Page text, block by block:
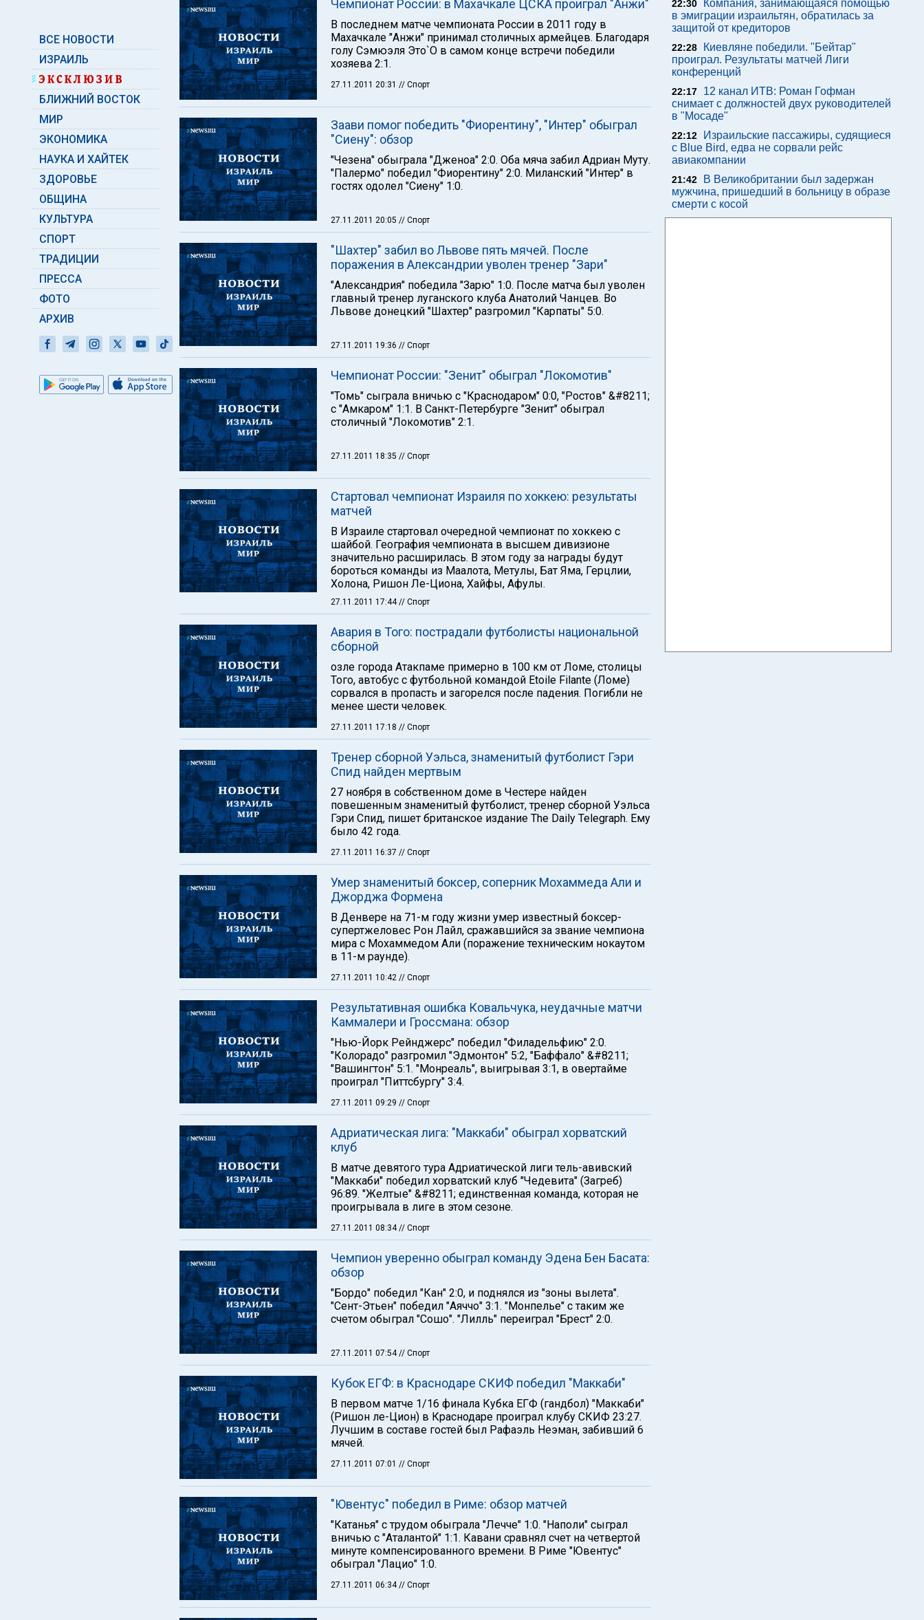
ВСЕ НОВОСТИ
ИЗРАИЛЬ
БЛИЖНИЙ ВОСТОК
МИР
ЭКОНОМИКА
НАУКА И ХАЙТЕК
ЗДОРОВЬЕ
ОБЩИНА
КУЛЬТУРА
СПОРТ
ТРАДИЦИИ
ПРЕССА
ФОТО
АРХИВ
Чемпионат России: в Махачкале ЦСКА проиграл "Анжи"
В последнем матче чемпионата России в 2011 году в
Махачкале "Анжи" принимал столичных армейцев. Благодаря
голу Сэмюэля Это`О в самом конце встречи победили
хозяева 2:1.
27.11.2011 20:31 // Спорт
Заави помог победить "Фиорентину", "Интер" обыграл
"Сиену": обзор
"Чезена" обыграла "Дженоа" 2:0. Оба мяча забил Адриан Муту.
"Палермо" победил "Фиорентину" 2:0. Миланский "Интер" в
гостях одолел "Сиену" 1:0.
27.11.2011 20:05 // Спорт
"Шахтер" забил во Львове пять мячей. После
поражения в Александрии уволен тренер "Зари"
"Александрия" победила "Зарю" 1:0. После матча был уволен
главный тренер луганского клуба Анатолий Чанцев. Во
Львове донецкий "Шахтер" разгромил "Карпаты" 5:0.
27.11.2011 19:36 // Спорт
Чемпионат России: "Зенит" обыграл "Локомотив"
"Томь" сыграла вничью с "Краснодаром" 0:0, "Ростов" &#8211;
с "Амкаром" 1:1. В Санкт-Петербурге "Зенит" обыграл
столичный "Локомотив" 2:1.
27.11.2011 18:35 // Спорт
Стартовал чемпионат Израиля по хоккею: результаты
матчей
В Израиле стартовал очередной чемпионат по хоккею с
шайбой. География чемпионата в высшем дивизионе
значительно расширилась. В этом году за награды будут
бороться команды из Маалота, Метулы, Бат Яма, Герцлии,
Холона, Ришон Ле-Циона, Хайфы, Афулы.
27.11.2011 17:44// Спорт
Авария в Того: пострадали футболисты национальной
сборной
озле города Атакпаме примерно в 100 км от Ломе, столицы
Того, автобус с футбольной командой Etoile Filante (Ломе)
сорвался в пропасть и загорелся после падения. Погибли не
менее шести человек.
27.11.2011 17:18 // Спорт
Тренер сборной Уэльса, знаменитый футболист Гэри
Спид найден мертвым
27 ноября в собственном доме в Честере найден
повешенным знаменитый футболист, тренер сборной Уэльса
Гэри Спид, пишет британское издание The Daily Telegraph. Ему
было 42 года.
27.11.2011 16:37 // Спорт
Умер знаменитый боксер, соперник Мохаммеда Али и
Джорджа Формена
В Денвере на 71-м году жизни умер известный боксер-
супертжеловес Рон Лайл, сражавшийся за звание чемпиона
мира с Мохаммедом Али (поражение техническим нокаутом
в 11-м раунде).
27.11.2011 10:42 // Спорт
Результативная ошибка Ковальчука, неудачные матчи
Каммалери и Гроссмана: обзор
"Нью-Йорк Рейнджерс" победил "Филадельфию" 2:0.
"Колорадо" разгромил "Эдмонтон" 5:2, "Баффало" &#8211;
"Вашингтон" 5:1. "Монреаль", выигрывая 3:1, в овертайме
проиграл "Питтсбургу" 3:4.
27.11.2011 09:29 // Спорт
Адриатическая лига: "Маккаби" обыграл хорватский
клуб
В матче девятого тура Адриатической лиги тель-авивский
"Маккаби" победил хорватский клуб "Чедевита" (Загреб)
96:89. "Желтые" &#8211; единственная команда, которая не
проигрывала в лиге в этом сезоне.
27.11.2011 08:34// Спорт
Чемпион уверенно обыграл команду Эдена Бен Басата:
обзор
"Бордо" победил "Кан" 2:0, и поднялся из "зоны вылета".
"Сент-Этьен" победил "Аяччо" 3:1. "Монпелье" с таким же
счетом обыграл "Сошо". "Лилль" переиграл "Брест" 2:0.
27.11.2011 07:54// Спорт
Кубок ЕГФ: в Краснодаре СКИФ победил "Маккаби"
В первом матче 1/16 финала Кубка ЕГФ (гандбол) "Маккаби"
(Ришон ле-Цион) в Краснодаре проиграл клубу СКИФ 23:27.
Лучшим в составе гостей был Рафаэль Неэман, забивший 6
мячей.
27.11.2011 07:01 // Спорт
"Ювентус" победил в Риме: обзор матчей
"Катанья" с трудом обыграла "Лечче" 1:0. "Наполи" сыграл
вничью с "Аталантой" 1:1. Кавани сравнял счет на четвертой
минуте компенсированного времени. В Риме "Ювентус"
обыграл "Лацио" 1:0.
27.11.2011 06:34// Спорт
22:30
Компания, занимающаяся помощью
в эмиграции израильтян, обратилась за
защитой от кредиторов
22:28
Киевляне победили. "Бейтар"
проиграл. Результаты матчей Лиги
конференций
22:17
12 канал ИТВ: Роман Гофман
снимает с должностей двух руководителей
в "Мосаде"
22:12
Израильские пассажиры, судящиеся
с Blue Bird, едва не сорвали рейс
авиакомпании
21:42
В Великобритании был задержан
мужчина, пришедший в больницу в образе
смерти с косой